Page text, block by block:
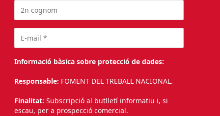
Informació bàsica sobre protecció de dades:
Responsable: FOMENT DEL TREBALL NACIONAL.
Finalitat: Subscripció al butlletí informatiu i, si
escau, per a prospecció comercial.